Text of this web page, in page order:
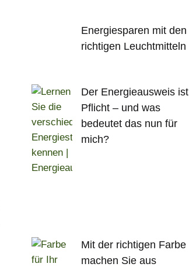
Energiesparen mit den
richtigen Leuchtmitteln
Der Energieausweis ist
Pflicht – und was
bedeutet das nun für
mich?
Mit der richtigen Farbe
machen Sie aus